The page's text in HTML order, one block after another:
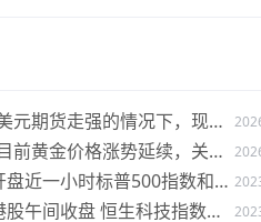
元期货走强的情况下，现货
前黄金价格涨势延续，关注
近一小时标普500指数和纳
午间收盘 恒生科技指数跌